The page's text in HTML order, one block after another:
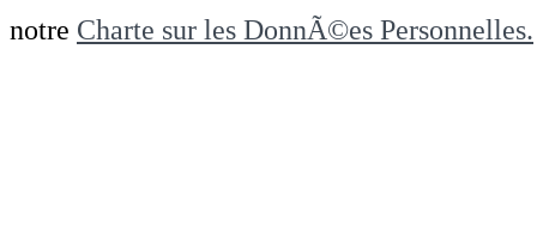
notre Charte sur les DonnÃ©es Personnelles.